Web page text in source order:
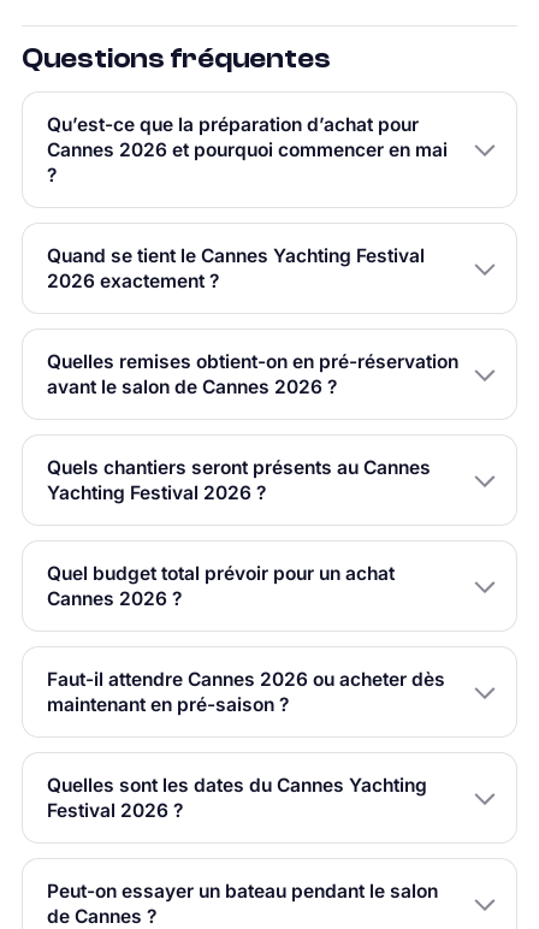
Questions fréquentes
Qu’est-ce que la préparation d’achat pour
Cannes 2026 et pourquoi commencer en mai
?
Quand se tient le Cannes Yachting Festival
2026 exactement ?
Quelles remises obtient-on en pré-réservation
avant le salon de Cannes 2026 ?
Quels chantiers seront présents au Cannes
Yachting Festival 2026 ?
Quel budget total prévoir pour un achat
Cannes 2026 ?
Faut-il attendre Cannes 2026 ou acheter dès
maintenant en pré-saison ?
Quelles sont les dates du Cannes Yachting
Festival 2026 ?
Peut-on essayer un bateau pendant le salon
de Cannes ?